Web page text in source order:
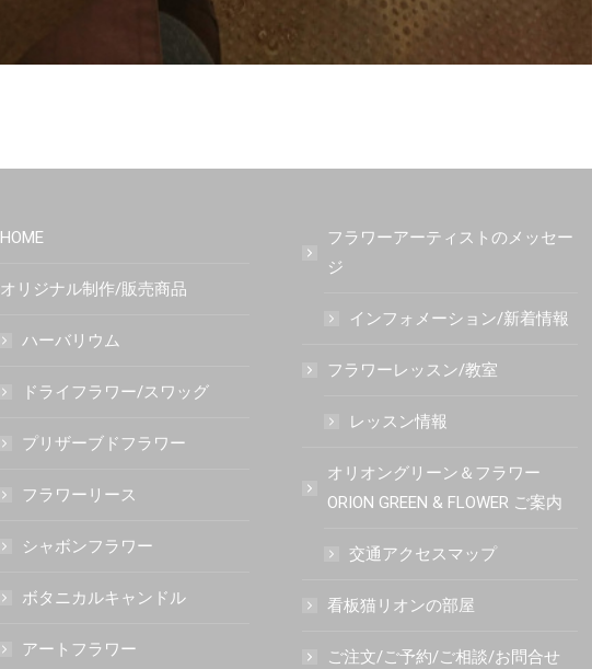
HOME
オリジナル制作/販売商品
ハーバリウム
ドライフラワー/スワッグ
プリザーブドフラワー
フラワーリース
シャボンフラワー
ボタニカルキャンドル
アートフラワー
フラワーアーティストのメッセー
ジ
インフォメーション/新着情報
フラワーレッスン/教室
レッスン情報
オリオングリーン＆フラワー
ORION GREEN & FLOWER ご案内
交通アクセスマップ
看板猫リオンの部屋
ご注文/ご予約/ご相談/お問合せ